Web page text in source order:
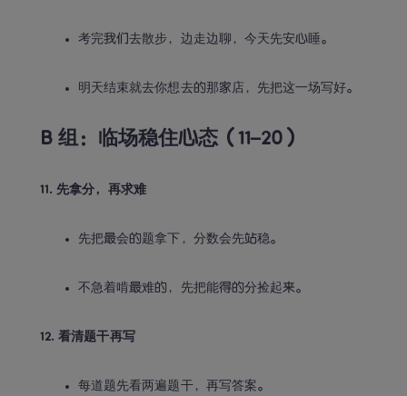
考完我们去散步，边走边聊，今天先安心睡。
明天结束就去你想去的那家店，先把这一场写好。
B 组：临场稳住心态（11–20）
11. 先拿分，再求难
先把最会的题拿下，分数会先站稳。
不急着啃最难的，先把能得的分捡起来。
12. 看清题干再写
每道题先看两遍题干，再写答案。